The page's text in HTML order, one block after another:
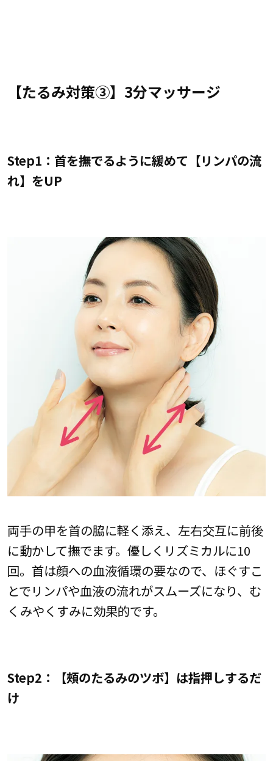
【たるみ対策③】3分マッサージ
Step1：首を撫でるように緩めて【リンパの流
れ】をUP
両手の甲を首の脇に軽く添え、左右交互に前後
に動かして撫でます。優しくリズミカルに10
回。首は顔への血液循環の要なので、ほぐすこ
とでリンパや血液の流れがスムーズになり、む
くみやくすみに効果的です。
Step2：【頰のたるみのツボ】は指押しするだ
け